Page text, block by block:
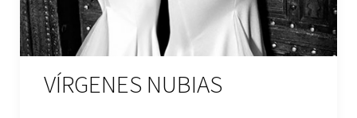
VÍRGENES NUBIAS